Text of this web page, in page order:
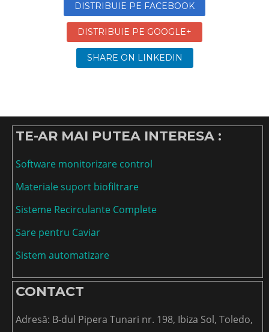
DISTRIBUIE PE FACEBOOK
DISTRIBUIE PE GOOGLE+
SHARE ON LINKEDIN
TE-AR MAI PUTEA INTERESA :
Software monitorizare control
Materiale suport biofiltrare
Sisteme Recirculante Complete
Sare pentru Caviar
Sistem automatizare
CONTACT
Adresă: B-dul Pipera Tunari nr. 198, Ibiza Sol, Toledo,